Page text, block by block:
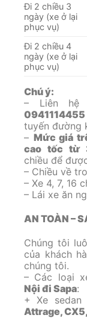
Đi 2 chiều 3
ngày (xe ở lại
phục vụ)
Đi 2 chiều 4
ngày (xe ở lại
phục vụ)
Chú ý:
– Liên hệ
0941114455
tuyến đường
– Mức giá
cao tốc từ
chiều để
– Chiều về
– Xe 4, 7, 16
– Lái xe ăn
AN TOÀN –
Chúng tôi
của khách
chúng tôi.
– Các loại
Nội đi Sapa:
+ Xe
Attrage,